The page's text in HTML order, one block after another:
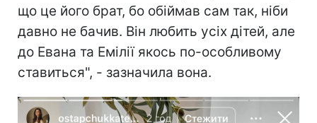
що це його брат, бо обіймав сам так, ніби
давно не бачив. Він любить усіх дітей, але
до Евана та Емілії якось по-особливому
ставиться", - зазначила вона.